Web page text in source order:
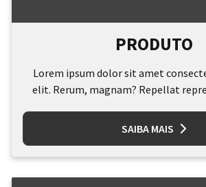
PRODUTO
Lorem ipsum dolor sit amet
elit. Rerum, magnam? Repellat
SAIBA MAIS